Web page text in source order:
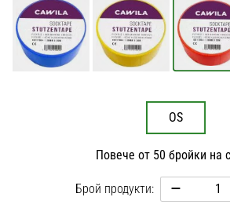
и…
9. 6. 2025
OS
Повече от 50 бройки на
Брой продукти: